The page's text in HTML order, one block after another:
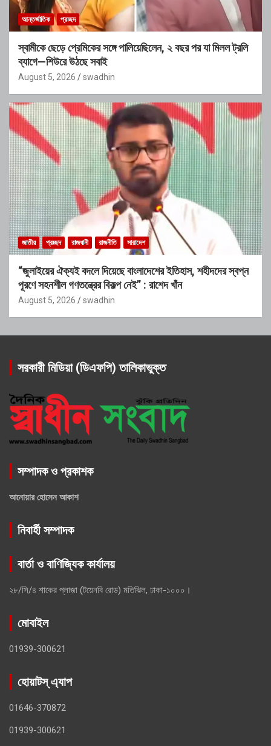
আন্তর্জাতিক প্রচ্ছদ
স্বামীকে ছেড়ে প্রেমিকের সঙ্গে পালিয়েছিলেন, ২ বছর পর যা মিলল ট্রলি
ব্যাগে—শিউরে উঠছে সবাই
August 5, 2026 swadhin
জাতীয় প্রচ্ছদ রাজধানী রাজনীতি সারাদেশ
“জুলাইয়ের ঐক্যই বদলে দিয়েছে বাংলাদেশের ইতিহাস, শহীদদের স্বপ্ন
পূরণে সহনশীল গণতন্ত্রের বিকল্প নেই” : রাশেদ খাঁন
August 5, 2026 swadhin
সরকারী মিডিয়া (ডিএফপি) তালিকাভুক্ত
সম্পাদক ও প্রকাশক
আনোয়ার হোসেন আকাশ
নিবার্হী সম্পাদক
বার্তা ও বাণিজ্যিক কার্যালয়
২৮/সি/৪ শাকের প্লাজা (টয়েনবি রোড) মতিঝিল, ঢাকা-১০০০।
মোবাইল
01939-300621
হোয়াটস্ এ্যাপ
01646-370872
01939-300621